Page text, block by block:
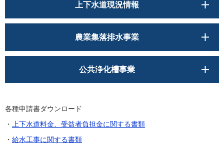
上下水道現況情報
農業集落排水事業
公共浄化槽事業
各種申請書ダウンロード
・
上下水道料金、受益者負担金に関する書類
・ 給水工事に関する書類